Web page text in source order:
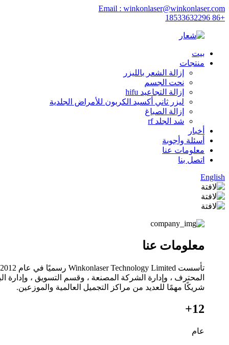
Email : winkonlaser@winkonlaser.com
+86 18533632296
بيت
منتجات
إزالة الشعر بالليزر
نحت الجسم
إزالة التجاعيد hifu
ليزر ثاني أكسيد الكربون للأمراض الجلدية
إزالة الصباغ
شد الجلد rf
أخبار
أسئلة وأجوبة
معلومات عنا
اتصل بنا
English
معلومات عنا
شريكًا مهمًا للعديد من مراكز التجميل العالمية والموزعين.
12+
عام